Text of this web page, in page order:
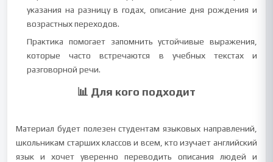
указания на разницу в годах, описание дня рождения и
возрастных переходов.
Практика помогает запомнить устойчивые выражения,
которые часто встречаются в учебных текстах и
разговорной речи.
📊 Для кого подходит
Материал будет полезен студентам языковых направлений,
школьникам старших классов и всем, кто изучает английский
язык и хочет уверенно переводить описания людей и